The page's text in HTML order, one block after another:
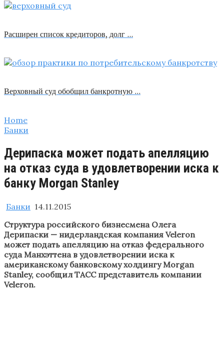
Расширен список кредиторов, долг …
Верховный суд обобщил банкротную …
Home
Банки
Дерипаска может подать апелляцию
на отказ суда в удовлетворении иска к
банку Morgan Stanley
Банки 14.11.2015
Структура российского бизнесмена Олега
Дерипаски — нидерландская компания Veleron
может подать апелляцию на отказ федерального
суда Манхэттена в удовлетворении иска к
американскому банковскому холдингу Morgan
Stanley, сообщил ТАСС представитель компании
Veleron.